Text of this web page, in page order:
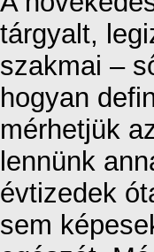
tárgyalt,
szakmai –
hogyan
mérhetjük
lennünk
évtizedek
sem